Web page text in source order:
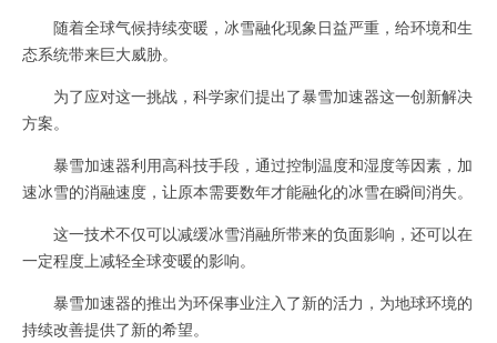
随着全球气候持续变暖，冰雪融化现象日益严重，给环境和生
态系统带来巨大威胁。
为了应对这一挑战，科学家们提出了暴雪加速器这一创新解决
方案。
暴雪加速器利用高科技手段，通过控制温度和湿度等因素，加
速冰雪的消融速度，让原本需要数年才能融化的冰雪在瞬间消失。
这一技术不仅可以减缓冰雪消融所带来的负面影响，还可以在
一定程度上减轻全球变暖的影响。
暴雪加速器的推出为环保事业注入了新的活力，为地球环境的
持续改善提供了新的希望。